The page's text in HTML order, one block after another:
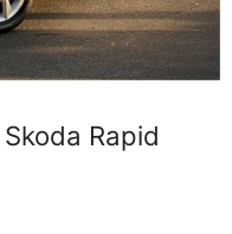
Rapid